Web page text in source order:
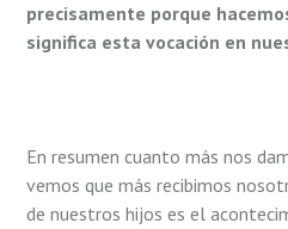
precisamente porque
significa esta vocación en
En resumen cuanto más nos
vemos que más recibimos
de nuestros hijos es el